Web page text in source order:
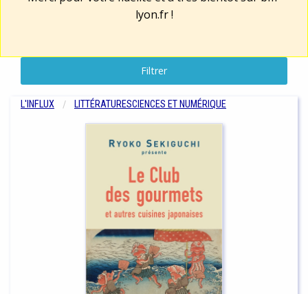
lyon.fr!
Filtrer
L'INFLUX LITTÉRATURESCIENCES ET NUMÉRIQUE